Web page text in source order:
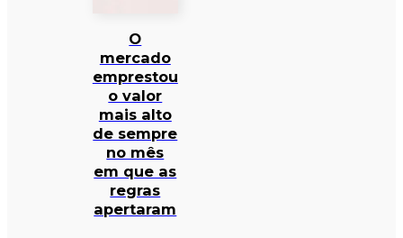
O
mercado
emprestou
o valor
mais alto
de sempre
no mês
em que as
regras
apertaram